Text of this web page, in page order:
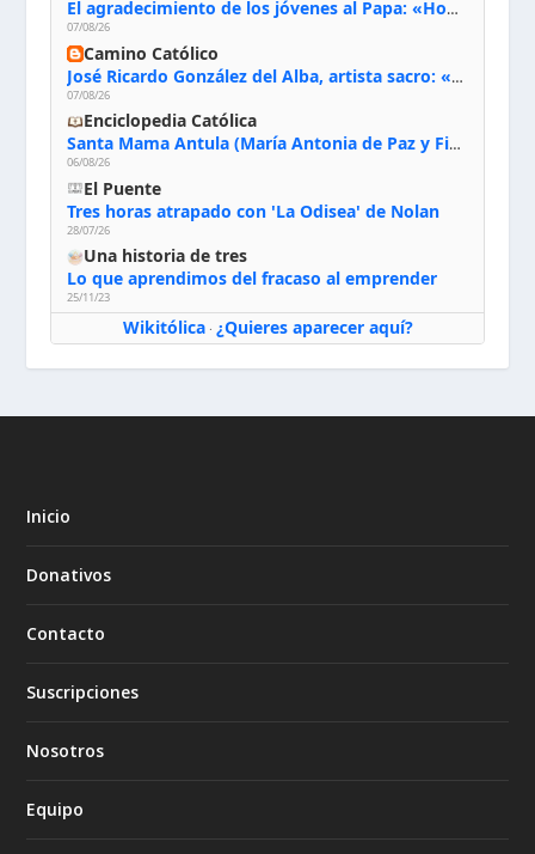
El agradecimiento de los jóvenes al Papa: «Hoy nos sentimos Iglesia»
07/08/26
Camino Católico
José Ricardo González del Alba, artista sacro: «Yo oro, hablo con Dios, le pido al Espíritu Santo su inspiración y siempre pinto rezando el rosario para que sea Él quien actúe a través de mis manos»
07/08/26
Enciclopedia Católica
Santa Mama Antula (María Antonia de Paz y Figueroa)
06/08/26
El Puente
Tres horas atrapado con 'La Odisea' de Nolan
28/07/26
Una historia de tres
Lo que aprendimos del fracaso al emprender
25/11/23
Wikitólica· ¿Quieres aparecer aquí?
Inicio
Donativos
Contacto
Suscripciones
Nosotros
Equipo